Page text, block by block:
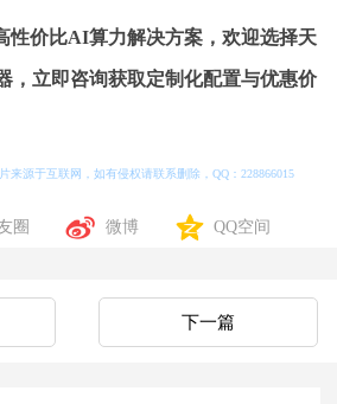
性价比AI算力解决方案，欢迎选择天
，立即咨询获取定制化配置与优惠价
来源于互联网，如有侵权请联系删除，QQ：228866015
圈 微博 QQ空间
下一篇